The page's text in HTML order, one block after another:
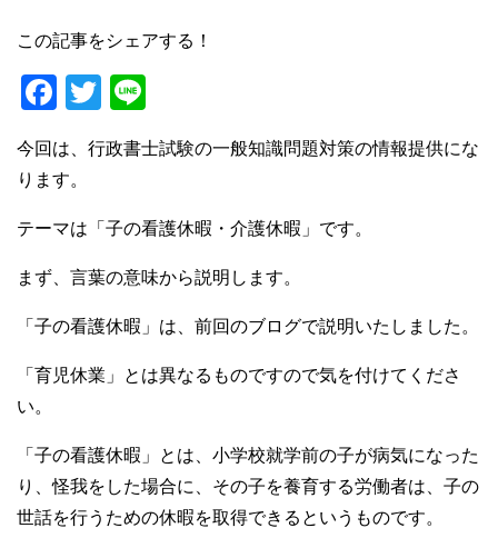
この記事をシェアする！
F
c
e
b
o
k
T
wi
tt
n
e
今回は、行政書士試験の一般知識問題対策の情報提供にな
ります。
テーマは「子の看護休暇・介護休暇」です。
まず、言葉の意味から説明します。
「子の看護休暇」は、前回のブログで説明いたしました。
「育児休業」とは異なるものですので気を付けてくださ
い。
「子の看護休暇」とは、小学校就学前の子が病気になった
り、怪我をした場合に、その子を養育する労働者は、子の
世話を行うための休暇を取得できるというものです。